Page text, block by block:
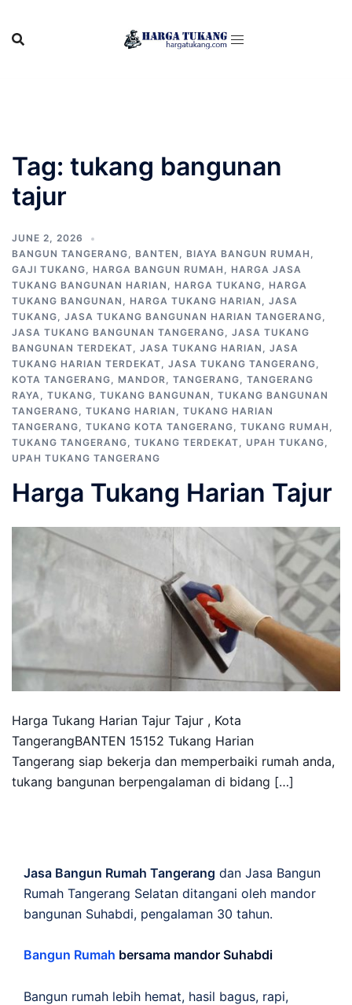
content
Tag: tukang bangunan
tajur
JUNE 2, 2026
BANGUN TANGERANG, BANTEN , BIAYA BANGUN RUMAH ,
GAJI TUKANG, HARGA BANGUN RUMAH , HARGA JASA
TUKANG BANGUNAN HARIAN , HARGA TUKANG, HARGA
TUKANG BANGUNAN , HARGA TUKANG HARIAN , JASA
TUKANG, JASA TUKANG BANGUNAN HARIAN TANGERANG,
JASA TUKANG BANGUNAN TANGERANG, JASA TUKANG
BANGUNAN TERDEKAT, JASA TUKANG HARIAN , JASA
TUKANG HARIAN TERDEKAT, JASA TUKANG TANGERANG,
KOTA TANGERANG, MANDOR, TANGERANG, TANGERANG
RAYA, TUKANG, TUKANG BANGUNAN , TUKANG BANGUNAN
TANGERANG, TUKANG HARIAN , TUKANG HARIAN
TANGERANG, TUKANG KOTA TANGERANG, TUKANG RUMAH ,
TUKANG TANGERANG, TUKANG TERDEKAT, UPAH TUKANG,
UPAH TUKANG TANGERANG
Harga Tukang Harian Tajur
Harga Tukang Harian Tajur Tajur , Kota
TangerangBANTEN 15152 Tukang Harian
Tangerang siap bekerja dan memperbaiki rumah anda,
tukang bangunan berpengalaman di bidang […]
Jasa Bangun Rumah Tangerang dan Jasa Bangun
Rumah Tangerang Selatan ditangani oleh mandor
bangunan Suhabdi, pengalaman 30 tahun.
Bangun Rumah bersama mandor Suhabdi
Bangun rumah lebih hemat, hasil bagus, rapi,